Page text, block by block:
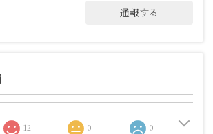
通報する
12 0 0